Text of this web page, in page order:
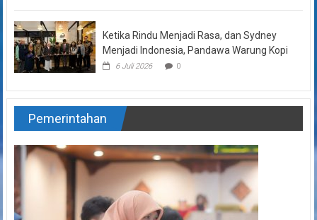
Ketika Rindu Menjadi Rasa, dan Sydney
Menjadi Indonesia, Pandawa Warung Kopi
6 Juli 2026 0
Pemerintahan